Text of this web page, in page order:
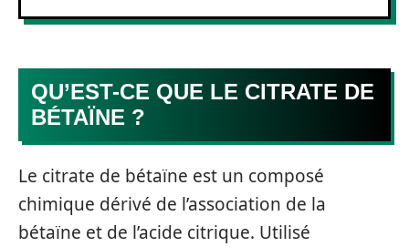
QU’EST-CE QUE LE CITRATE DE
BÉTAÏNE ?
Le citrate de bétaïne est un composé
chimique dérivé de l’association de la
bétaïne et de l’acide citrique. Utilisé